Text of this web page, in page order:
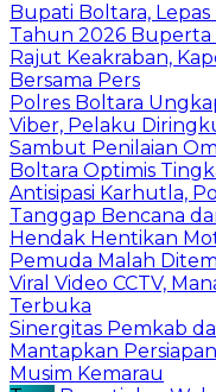
Bupati Boltara,
Tahun 2026
Rajut Keakraban,
Bersama Pers
Polres Boltara
Viber, Pelaku
Sambut Penilaian
Boltara Optimis
Antisipasi Karhutla,
Tanggap Bencana
Hendak Hentikan
Pemuda Malah
Viral Video CCTV,
Terbuka
Sinergitas Pemkab
Mantapkan
Musim Kemarau